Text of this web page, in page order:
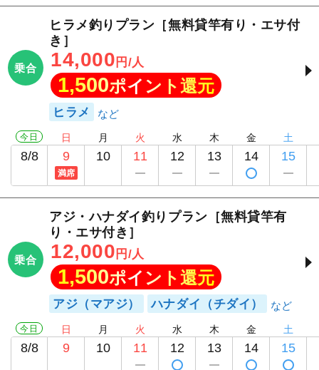
乗合
ヒラメ釣りプラン［無料貸竿有り・エサ付
き］
14,000 円/人
1,500ポイント還元
ヒラメ
今日
8/8
日
9
満席
月
10
火
11
水
12
木
13
金
14
土
15
乗合
アジ・ハナダイ釣りプラン［無料貸竿有
り・エサ付き］
12,000 円/人
1,500ポイント還元
アジ（マアジ） ハナダイ（チダイ）
今日
8/8
日
9
月
10
火
11
水
12
木
13
金
14
土
15